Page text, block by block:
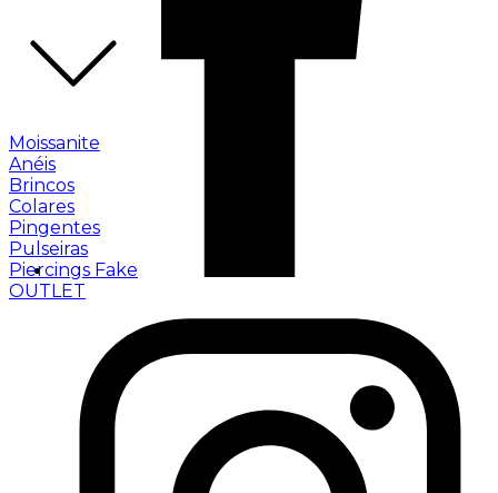
Moissanite
Anéis
Brincos
Colares
Pingentes
Pulseiras
Piercings Fake
OUTLET